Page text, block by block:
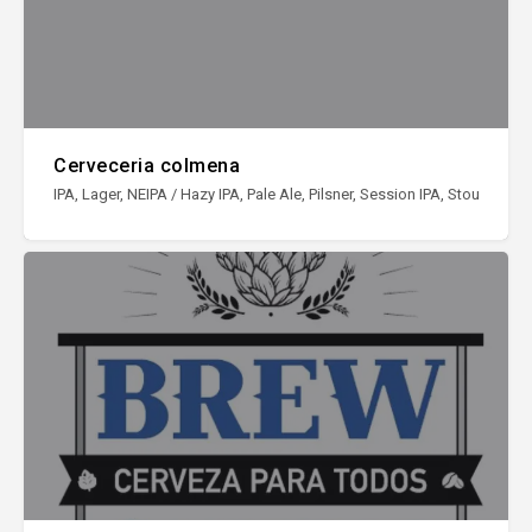
Cerveceria colmena
IPA, Lager, NEIPA / Hazy IPA, Pale Ale, Pilsner, Session IPA, Stout